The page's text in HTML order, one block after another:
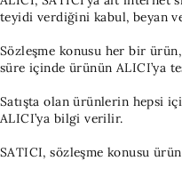
teyidi verdiğini kabul, beyan
Sözleşme konusu her bir
süre içinde ürünün ALICI’ya
Satışta olan ürünlerin hepsi
ALICI’ya bilgi verilir.
SATICI, sözleşme konusu